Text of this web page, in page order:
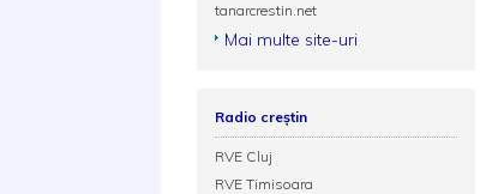
tanarcrestin.net
Mai multe site-uri
Radio creștin
RVE Cluj
RVE Timisoara